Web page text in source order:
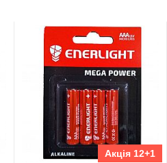
Акція 12+1